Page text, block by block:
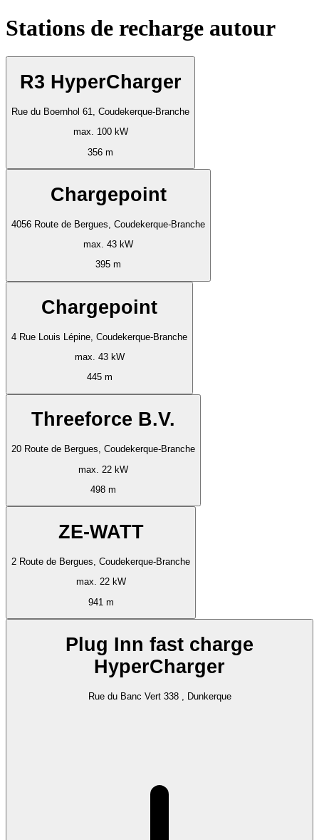
Stations de recharge autour
R3 HyperCharger
Rue du Boernhol 61, Coudekerque-Branche
max. 100 kW
356 m
Chargepoint
4056 Route de Bergues, Coudekerque-Branche
max. 43 kW
395 m
Chargepoint
4 Rue Louis Lépine, Coudekerque-Branche
max. 43 kW
445 m
Threeforce B.V.
20 Route de Bergues, Coudekerque-Branche
max. 22 kW
498 m
ZE-WATT
2 Route de Bergues, Coudekerque-Branche
max. 22 kW
941 m
Plug Inn fast charge
HyperCharger
Rue du Banc Vert 338 , Dunkerque